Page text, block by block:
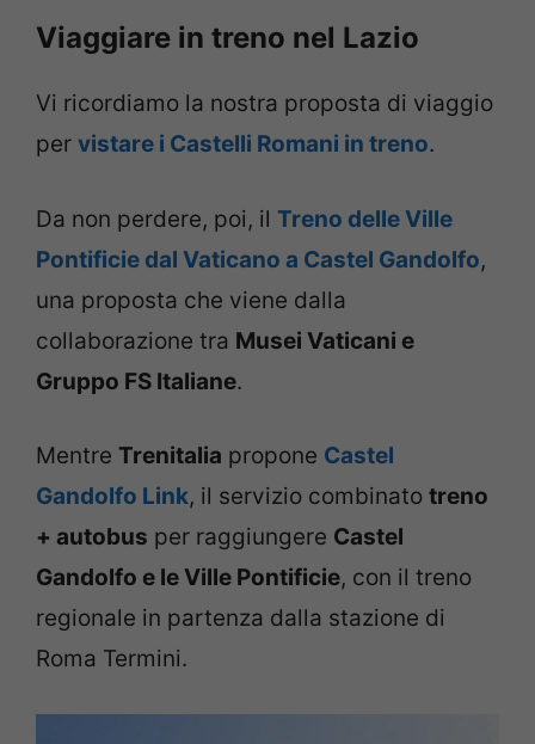
Viaggiare in treno nel Lazio
Vi ricordiamo la nostra proposta di viaggio
per vistare i Castelli Romani in treno.
Da non perdere, poi, il Treno delle Ville
Pontificie dal Vaticano a Castel Gandolfo,
una proposta che viene dalla
collaborazione tra Musei Vaticani e
Gruppo FS Italiane.
Mentre Trenitalia propone Castel
Gandolfo Link, il servizio combinato treno
+ autobus per raggiungere Castel
Gandolfo e le Ville Pontificie, con il treno
regionale in partenza dalla stazione di
Roma Termini.